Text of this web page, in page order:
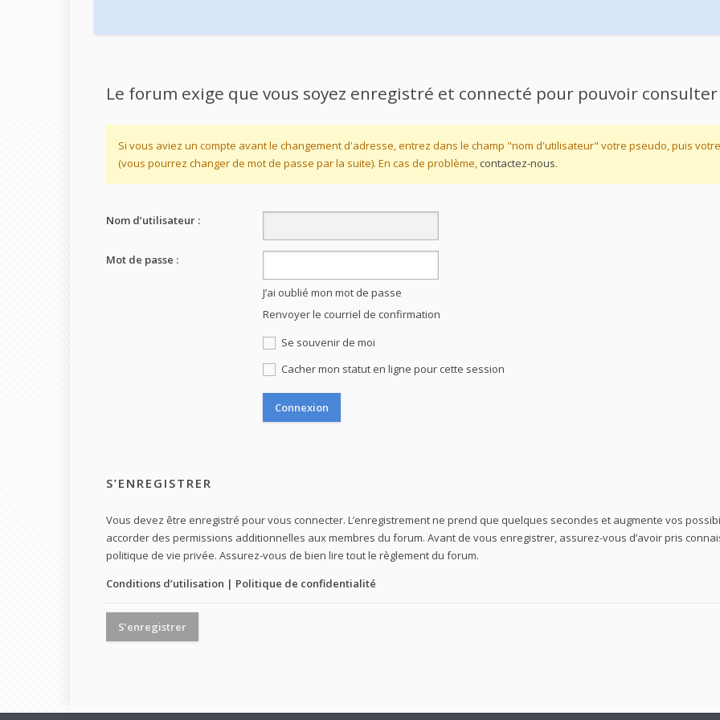
Le forum exige que vous soyez enregistré et connecté pour pouvoir
Si vous aviez un compte avant le changement d'adresse, entrez dans le champ "nom d'utilisateur" votre pseudo, puis
(vous pourrez changer de mot de passe par la suite). En cas de problème, contactez-nous.
Nom d’utilisateur :
Mot de passe :
J’ai oublié mon mot de passe
Renvoyer le courriel de confirmation
Se souvenir de moi
Cacher mon statut en ligne pour cette session
S’ENREGISTRER
Vous devez être enregistré pour vous connecter. L’enregistrement ne prend que quelques secondes et augmente vos
accorder des permissions additionnelles aux membres du forum. Avant de vous enregistrer, assurez-vous d’avoir pris
politique de vie privée. Assurez-vous de bien lire tout le règlement du forum.
Conditions d’utilisation | Politique de confidentialité
S’enregistrer